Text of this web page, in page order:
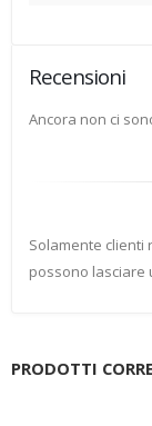
Recensioni
Ancora non ci
Solamente clienti
possono lasciare
PRODOTTI